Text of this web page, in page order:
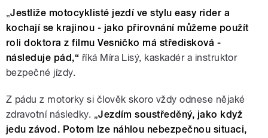
„Jestliže motocyklisté jezdí ve stylu easy rider a
kochají se krajinou - jako přirovnání můžeme použít
roli doktora z filmu Vesničko má středisková -
následuje pád,“ říká Míra Lisý, kaskadér a instruktor
bezpečné jízdy.
Z pádu z motorky si člověk skoro vždy odnese nějaké
zdravotní následky. „Jezdím soustředěný, jako když
jedu závod. Potom lze náhlou nebezpečnou situaci,